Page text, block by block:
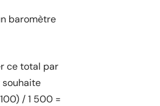
baromètre
ce total par
souhaite
/ 1 500 =